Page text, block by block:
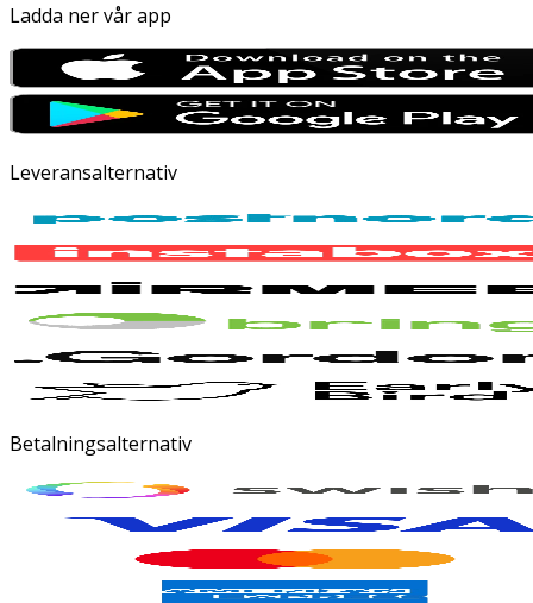
Ladda ner vår app
Leveransalternativ
Betalningsalternativ